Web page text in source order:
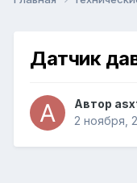
Датчик
Автор
2 ноября,